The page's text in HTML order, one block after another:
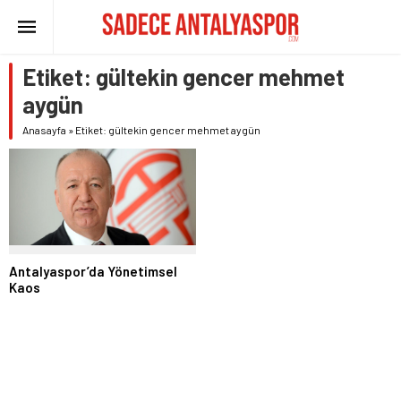
Etiket: gültekin gencer mehmet
aygün
Anasayfa » Etiket: gültekin gencer mehmet aygün
Antalyaspor’da Yönetimsel
Kaos